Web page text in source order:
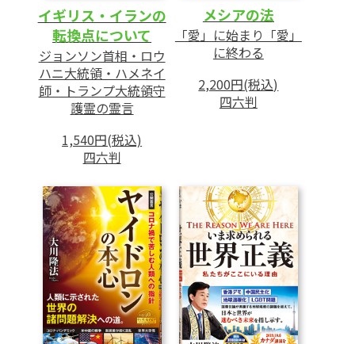
イギリス・イランの
転換点について
ジョンソン首相・ロウ
ハニ大統領・ハメネイ
師・トランプ大統領守
護霊の霊言
1,540円(税込)
四六判
メシアの法
「愛」に始まり「愛」
に終わる
2,200円(税込)
四六判